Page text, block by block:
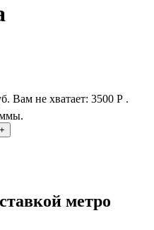
Вам не хватает: 3500 Р .
метро